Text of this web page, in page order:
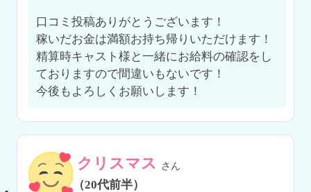
口コミ投稿ありがとうございます！
稼いだお金は満額お持ち帰りいただけます！
精算時キャスト様と一緒にお給料の確認をし
ておりますので間違いもないです！
今後もよろしくお願いします！
クリスマス さん
（20代前半）